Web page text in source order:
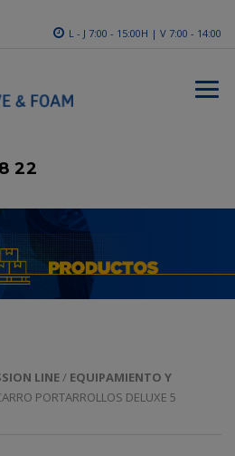
L - J 7:00 - 15:00H | V 7:00 - 14:00
22
LINE / EQUIPAMIENTO Y
PORTARROLLOS DELUXE 5